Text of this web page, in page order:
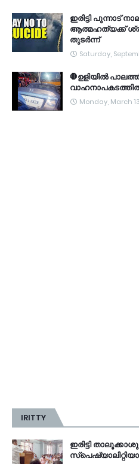
ഇരിട്ടി പുന്നാട്
ആത്മഹത്യക്ക്
തുടർന്ന്
Saturday,
🛑ഉളിയിൽ
വാഹനാപകടത്തിൽ
Monday, March
IRITTY
ഇരിട്ടി